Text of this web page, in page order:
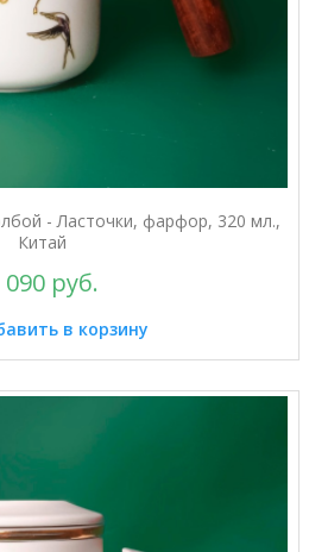
- Ласточки, фарфор, 320 мл.,
Китай
090 руб.
в корзину